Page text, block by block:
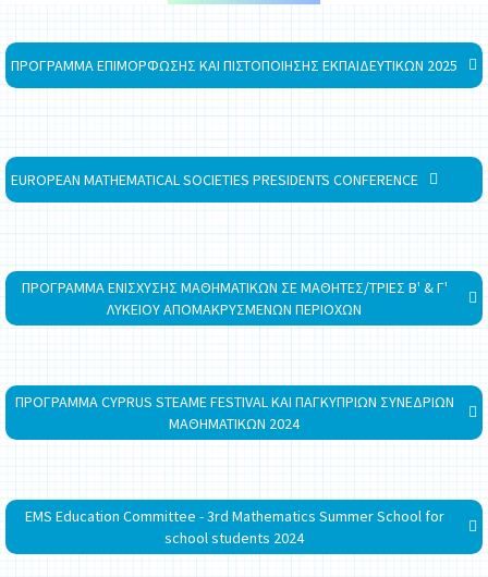
ΠΡΟΓΡΑΜΜΑ ΕΠΙΜΟΡΦΩΣΗΣ ΚΑΙ ΠΙΣΤΟΠΟΙΗΣΗΣ ΕΚΠΑΙΔΕΥΤΙΚΩΝ 2025
EUROPEAN MATHEMATICAL SOCIETIES PRESIDENTS CONFERENCE
ΠΡΟΓΡΑΜΜΑ ΕΝΙΣΧΥΣΗΣ ΜΑΘΗΜΑΤΙΚΩΝ ΣΕ ΜΑΘΗΤΕΣ/ΤΡΙΕΣ Β' & Γ'
ΛΥΚΕΙΟΥ ΑΠΟΜΑΚΡΥΣΜΕΝΩΝ ΠΕΡΙΟΧΩΝ
ΠΡΟΓΡΑΜΜΑ CYPRUS STEAME FESTIVAL ΚΑΙ ΠΑΓΚΥΠΡΙΩΝ ΣΥΝΕΔΡΙΩΝ
ΜΑΘΗΜΑΤΙΚΩΝ 2024
EMS Education Committee - 3rd Mathematics Summer School for
school students 2024